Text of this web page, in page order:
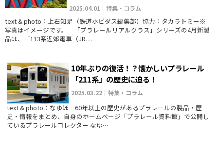
2025.04.01｜特集・コラム
text & photo：上石知足（鉄道ホビダス編集部）協力：タカラトミー※
写真はイメージです。 「プラレールリアルクラス」シリーズの4月新製
品は、「113系近郊電車（JR…
10年ぶりの復活！？懐かしいプラレール
「211系」の歴史に迫る！
2025.03.22｜特集・コラム
text & photo：なゆほ 60年以上の歴史があるプラレールの製品・歴
史・情報をまとめ、自身のホームページ「プラレール資料館」で公開し
ているプラレールコレクター なゆ…